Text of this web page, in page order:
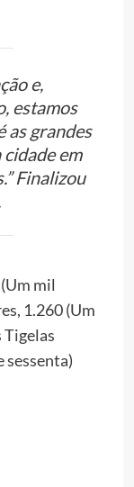
e,
estamos
as grandes
em
Finalizou
mil
1.260 (Um
Tigelas
sessenta)